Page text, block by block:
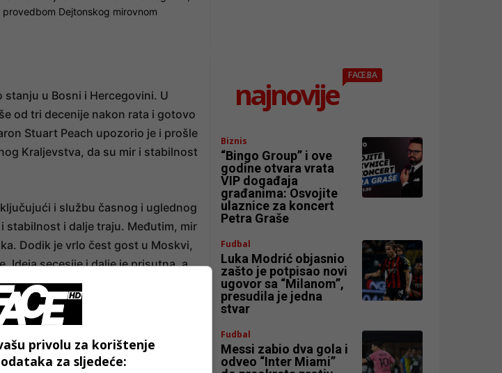
Dejtonskog mirovnom
stanju u Bosni i Hercegovini. U
od tri decenije nakon rata i gotovo
Stuart Peach upozorio je i prošle
Kraljevstva, da su mir i stabilnost
i službu časnog i uglednog
stabilnost i dalje traju. Međutim, mir
Dodik je vrlo čest gost u Moskvi,
Ideja secesije i dalje je prisutna, a
najnovije
FACE.BA
Biznis
“Bingo Group” i ove
godine otvara vrata
VIP događaja
građanima: Osvojite
ulaznice za koncert
Petra Graše
Fudbal
Luka Modrić objasnio
zašto je potpisao novi
ugovor sa “Milanom”,
presudila je jedna
stvar
Fudbal
Messi zabio dva gola i
odveo “Inter Miami”
privolu za korištenje
za sljedeće: